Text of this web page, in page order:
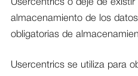
Usercentrics o deje de existir
almacenamiento de los
obligatorias de
Usercentrics se utiliza para